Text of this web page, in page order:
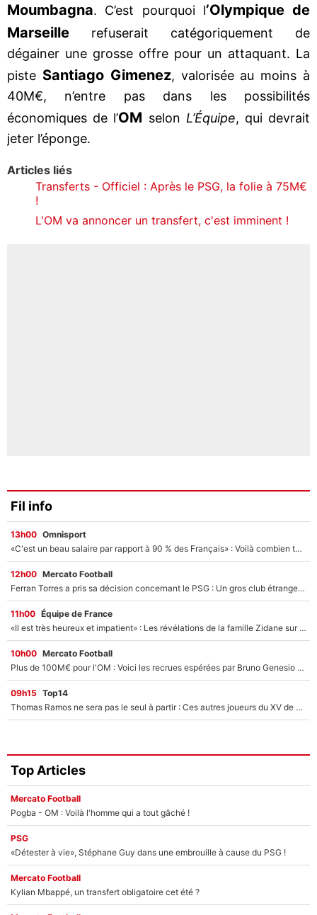
Moumbagna. C’est pourquoi l’Olympique de
Marseille refuserait catégoriquement de
dégainer une grosse offre pour un attaquant. La
piste Santiago Gimenez, valorisée au moins à
40M€, n’entre pas dans les possibilités
économiques de l’OM selon L’Équipe, qui devrait
jeter l’éponge.
Articles liés
Transferts - Officiel : Après le PSG, la folie à 75M€
!
L'OM va annoncer un transfert, c'est imminent !
Fil info
13h00 Omnisport
«C'est un beau salaire par rapport à 90 % des Français» : Voilà combien touchait Nelson Monfort sur France Télévisions avant de rejoindre CNews
12h00 Mercato Football
Ferran Torres a pris sa décision concernant le PSG : Un gros club étranger prêt à relancer le feuilleton pour la signature du champion du monde 2026 !
11h00 Équipe de France
«Il est très heureux et impatient» : Les révélations de la famille Zidane sur sa prise de pouvoir en équipe de France !
10h00 Mercato Football
Plus de 100M€ pour l'OM : Voici les recrues espérées par Bruno Genesio et Grégory Lorenzi après l’opération dégraissage
09h15 Top14
Thomas Ramos ne sera pas le seul à partir : Ces autres joueurs du XV de France pourraient aussi quitter le Stade Toulousain, un club de Top 14 est déjà sur les rangs
Top Articles
Mercato Football
Pogba - OM : Voilà l'homme qui a tout gâché !
PSG
«Détester à vie», Stéphane Guy dans une embrouille à cause du PSG !
Mercato Football
Kylian Mbappé, un transfert obligatoire cet été ?